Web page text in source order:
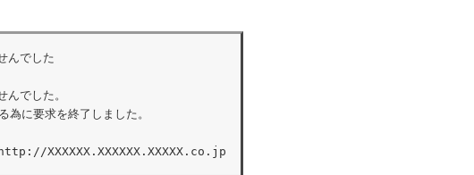
んでした
んでした。
為に要求を終了しました。
http : //XXXXXX.XXXXXX.XXXXX.co.jp